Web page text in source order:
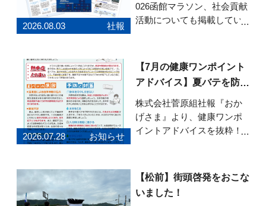
2026.08.03 社報
026函館マラソン、社会貢献
活動についても掲載してい
らから
2026.07.28 お知らせ
【7月の健康ワンポイント
アドバイス】夏バテを防ぐ
健康習慣
株式会社菅原組社報『おか
げさま』より、健康ワンポ
イントアドバイスを抜粋！7
健康習慣」です。 夏バテの
原因や熱中症との違い、暑
い季節を元気に乗り切るた
【松前】街頭啓発をおこな
いました！